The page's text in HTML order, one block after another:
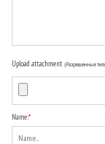
Upload attachment (Разрешенные
Name:*